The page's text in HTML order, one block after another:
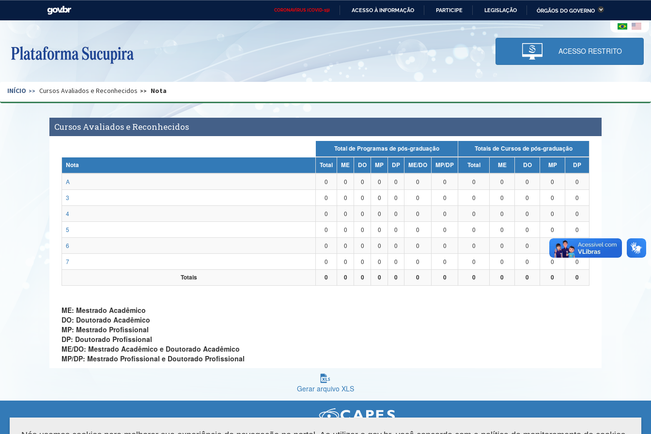
CORONAVÍRUS (COVID-19) ACESSO À INFORMAÇÃO PARTICIPE LEGISLAÇÃO ÓRGÃOS DO GOVERNO
Casa Civil Ministério das Relações Ministério da Economia Ministério da Infraestrutura
Pecuária e Abastecimento
Ministério da Ciência,
Tecnologia, Inovações e
Comunicações
Ministério do Desenvolvimento
Regional e dos Direitos Humanos
Secretaria de Governo Gabinete de Segurança Advocacia-Geral da União Banco Central do Brasil Planalto
ACESSO RESTRITO
INÍCIO Cursos Avaliados e Reconhecidos Nota
Cursos Avaliados e Reconhecidos
Total de Programas de pós-graduação
Totais de Cursos de pós-graduação
Nota
Total ME DO MP DP ME/DO MP/DP Total ME DO MP
DP
A
0 0 0 0 0 0 0 0 0 0 0
0
3
0 0 0 0 0 0 0 0 0 0 0
0
4
0 0 0 0 0 0 0 0 0 0 0
0
5
0 0 0 0 0 0 0 0 0 0 0
0
6
0 0 0 0 0 0 0 0 0 0
0
7
0 0 0 0 0 0 0 0 0 0 0
0
Totais
0 0 0 0 0 0 0 0 0 0 0 0
ME: Mestrado Acadêmico
DO: Doutorado Acadêmico
MP: Mestrado Profissional
DP: Doutorado Profissional
ME/DO: Mestrado Acadêmico e Doutorado Acadêmico
MP/DP: Mestrado Profissional e Doutorado Profissional
Gerar arquivo XLS